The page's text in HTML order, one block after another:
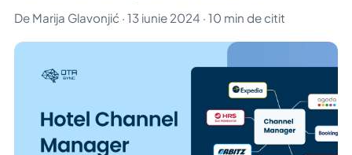
De Marija Glavonjić · 13 iunie 2024 · 10 min de citit